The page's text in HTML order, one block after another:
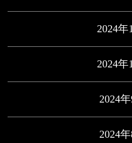
2024年
2024年
2024年
2024年